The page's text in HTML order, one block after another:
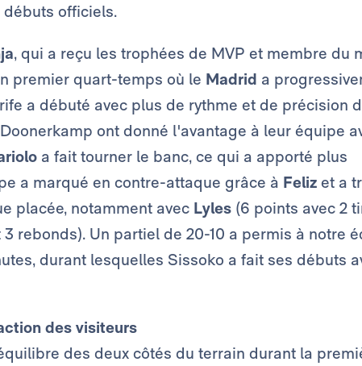
débuts officiels.
, qui a reçu les trophées de MVP et membre du
premier quart-temps où le Madrid a
a débuté avec plus de rythme et de précision
ont donné l'avantage à leur équipe
a fait tourner le banc, ce qui a apporté plus
a marqué en contre-attaque grâce à Feliz et a
placée, notamment avec Lyles (6 points avec 2
rebonds). Un partiel de 20-10 a permis à notre
durant lesquelles Sissoko a fait ses débuts
des visiteurs
des deux côtés du terrain durant la